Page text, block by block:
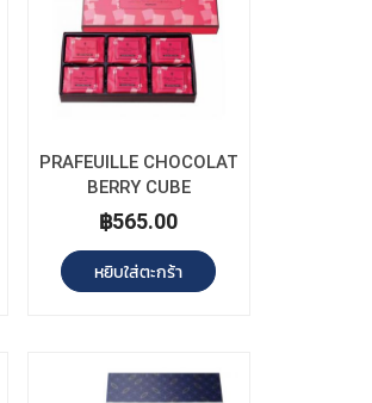
PRAFEUILLE CHOCOLAT
BERRY CUBE
฿565.00
หยิบใส่ตะกร้า